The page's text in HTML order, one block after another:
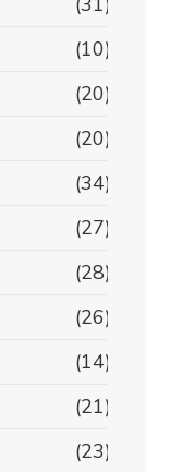
(10)
(20)
(20)
(34)
(27)
(28)
(26)
(14)
(21)
(23)